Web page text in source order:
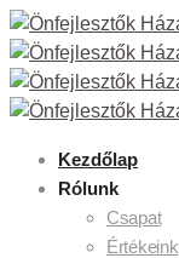
Kezdőlap
Rólunk
Csapat
Értékeink